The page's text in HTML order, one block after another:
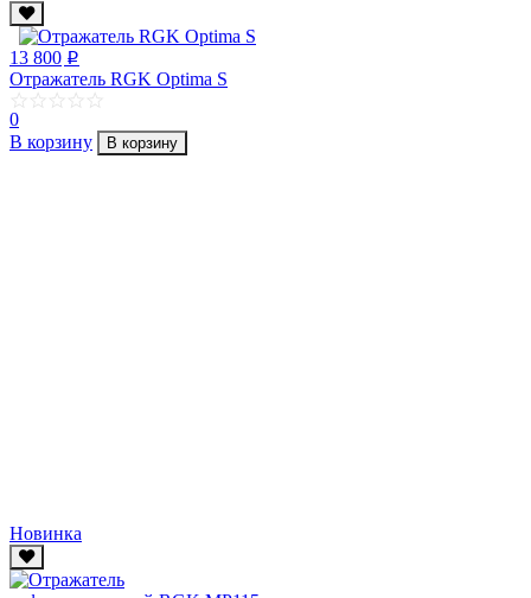
13 800 p
Отражатель RGK Optima S
0
В корзину
В корзину
Новинка